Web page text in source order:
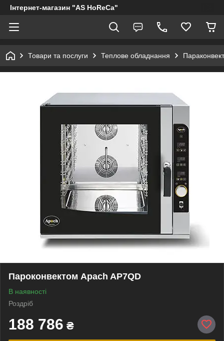
Інтернет-магазин "AS HoReCa"
Товари та послуги Теплове обладнання
Пароконвектом Apach AP7QD
В наявності
Роздріб
188 786 ₴